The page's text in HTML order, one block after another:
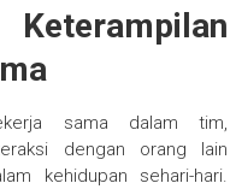
sama dalam tim,
dengan orang lain
kehidupan sehari-hari.